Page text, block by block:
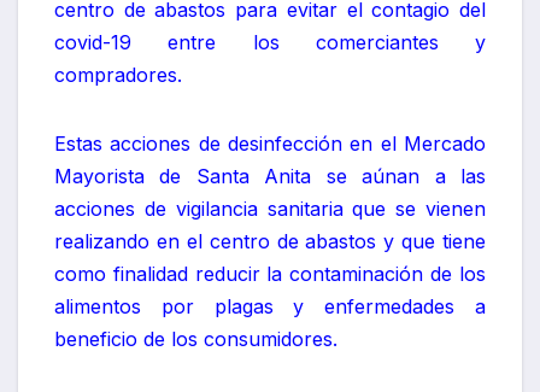
centro de abastos para evitar el contagio del
covid-19 entre los comerciantes y
compradores.
Estas acciones de desinfección en el Mercado
Mayorista de Santa Anita se aúnan a las
acciones de vigilancia sanitaria que se vienen
realizando en el centro de abastos y que tiene
como finalidad reducir la contaminación de los
alimentos por plagas y enfermedades a
beneficio de los consumidores.